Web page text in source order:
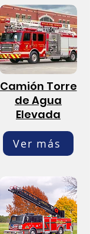
Camión Torre
de Agua
Elevada
Ver más